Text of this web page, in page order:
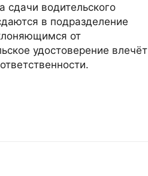
сдачи водительского
в подразделение
от
удостоверение влечёт